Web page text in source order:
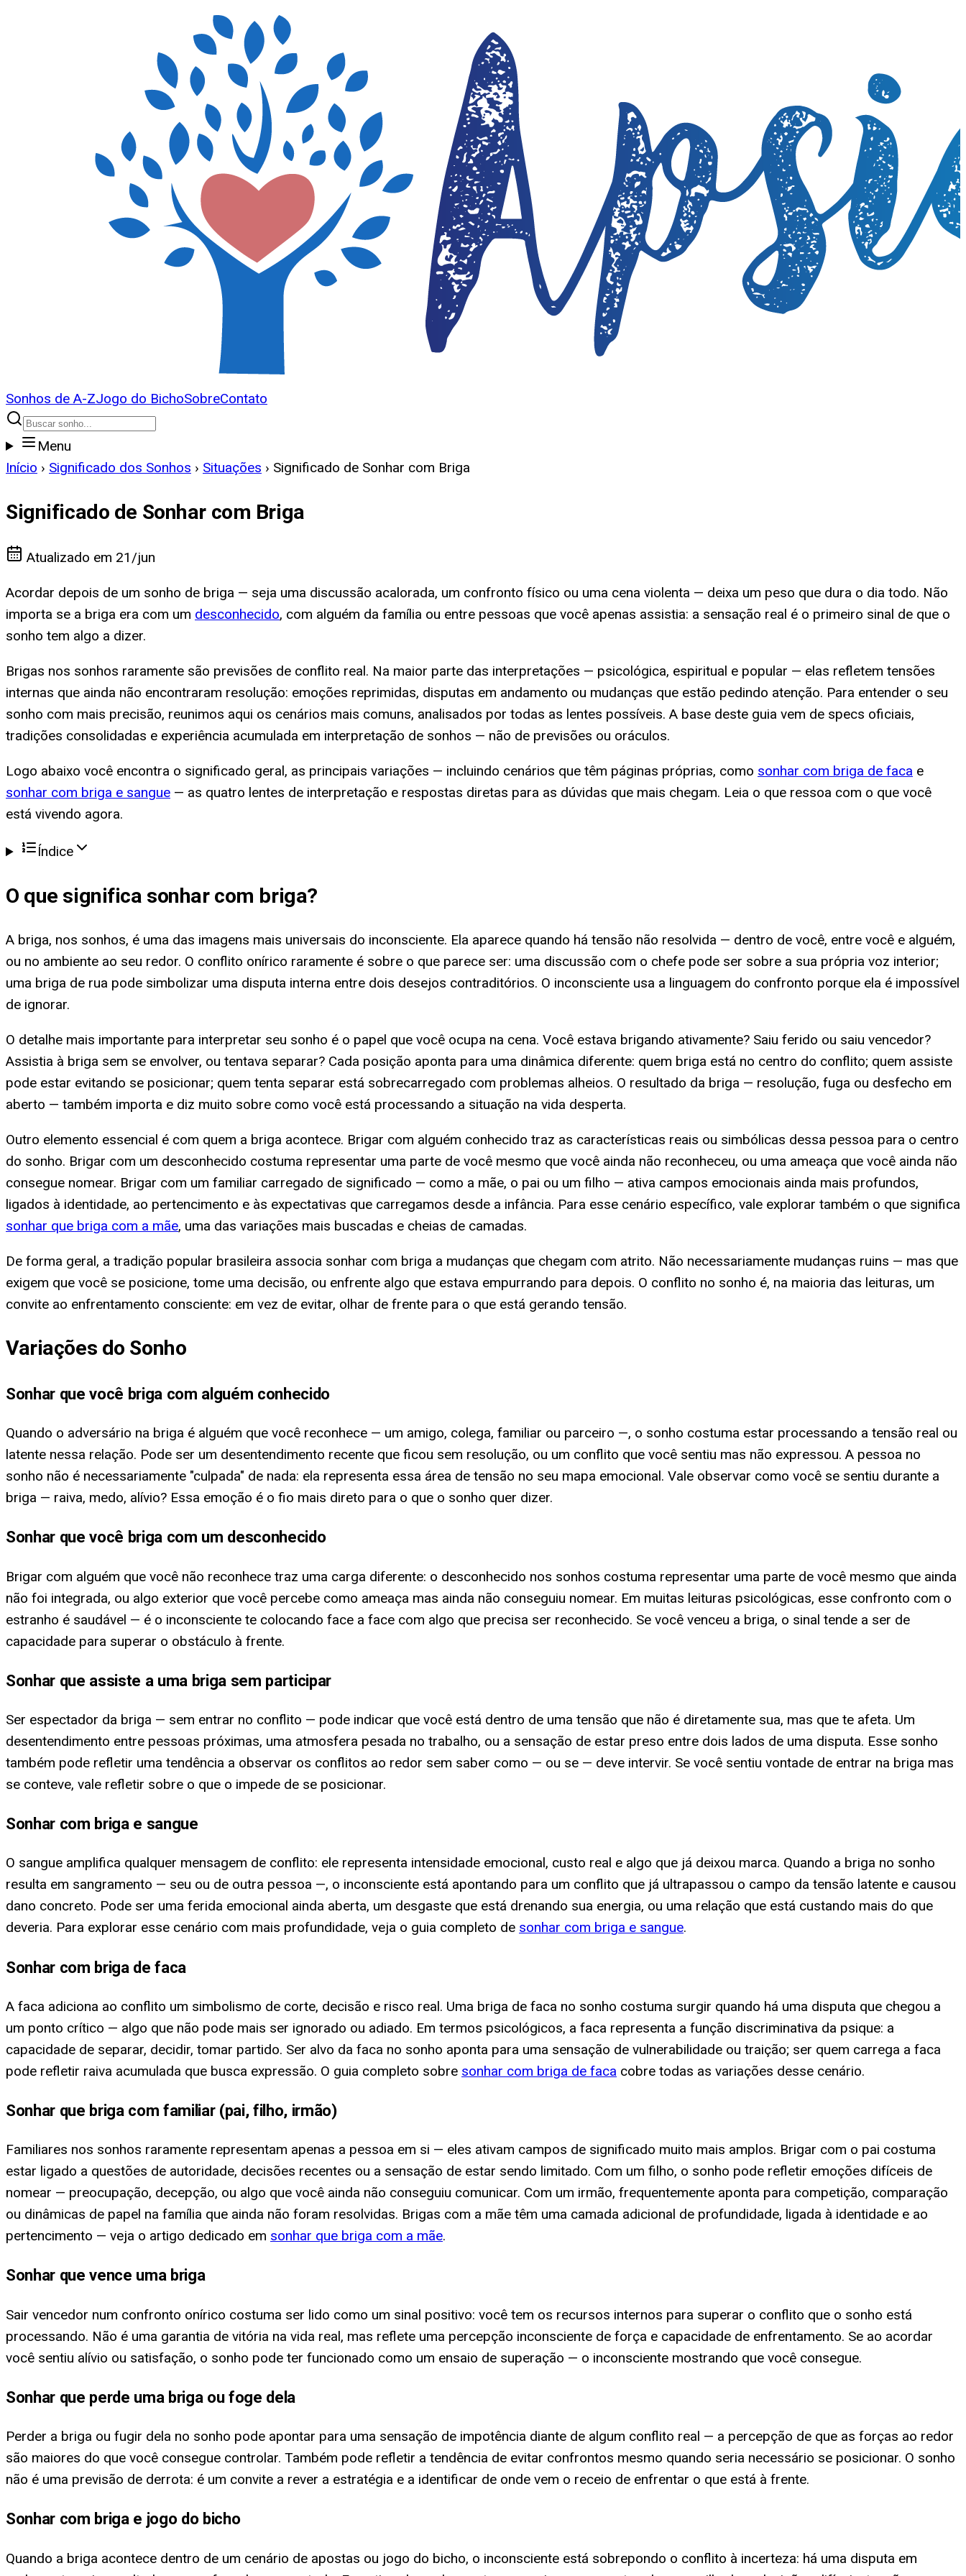
Sonhos de A-ZJogo do BichoSobreContato
Menu
Início › Significado dos Sonhos › Situações › Significado de Sonhar com Briga
Significado de Sonhar com Briga
Atualizado em 21/jun
Acordar depois de um sonho de briga — seja uma discussão acalorada, um confronto físico ou uma cena violenta — deixa um peso que dura o dia todo. Não
importa se a briga era com um desconhecido, com alguém da família ou entre pessoas que você apenas assistia: a sensação real é o primeiro sinal de que o
sonho tem algo a dizer.
Brigas nos sonhos raramente são previsões de conflito real. Na maior parte das interpretações — psicológica, espiritual e popular — elas refletem tensões
internas que ainda não encontraram resolução: emoções reprimidas, disputas em andamento ou mudanças que estão pedindo atenção. Para entender o seu
sonho com mais precisão, reunimos aqui os cenários mais comuns, analisados por todas as lentes possíveis. A base deste guia vem de specs oficiais,
tradições consolidadas e experiência acumulada em interpretação de sonhos — não de previsões ou oráculos.
Logo abaixo você encontra o significado geral, as principais variações — incluindo cenários que têm páginas próprias, como sonhar com briga de faca e
sonhar com briga e sangue — as quatro lentes de interpretação e respostas diretas para as dúvidas que mais chegam. Leia o que ressoa com o que você
está vivendo agora.
Índice
O que significa sonhar com briga?
A briga, nos sonhos, é uma das imagens mais universais do inconsciente. Ela aparece quando há tensão não resolvida — dentro de você, entre você e alguém,
ou no ambiente ao seu redor. O conflito onírico raramente é sobre o que parece ser: uma discussão com o chefe pode ser sobre a sua própria voz interior;
uma briga de rua pode simbolizar uma disputa interna entre dois desejos contraditórios. O inconsciente usa a linguagem do confronto porque ela é impossível
de ignorar.
O detalhe mais importante para interpretar seu sonho é o papel que você ocupa na cena. Você estava brigando ativamente? Saiu ferido ou saiu vencedor?
Assistia à briga sem se envolver, ou tentava separar? Cada posição aponta para uma dinâmica diferente: quem briga está no centro do conflito; quem assiste
pode estar evitando se posicionar; quem tenta separar está sobrecarregado com problemas alheios. O resultado da briga — resolução, fuga ou desfecho em
aberto — também importa e diz muito sobre como você está processando a situação na vida desperta.
Outro elemento essencial é com quem a briga acontece. Brigar com alguém conhecido traz as características reais ou simbólicas dessa pessoa para o centro
do sonho. Brigar com um desconhecido costuma representar uma parte de você mesmo que você ainda não reconheceu, ou uma ameaça que você ainda não
consegue nomear. Brigar com um familiar carregado de significado — como a mãe, o pai ou um filho — ativa campos emocionais ainda mais profundos,
ligados à identidade, ao pertencimento e às expectativas que carregamos desde a infância. Para esse cenário específico, vale explorar também o que significa
sonhar que briga com a mãe, uma das variações mais buscadas e cheias de camadas.
De forma geral, a tradição popular brasileira associa sonhar com briga a mudanças que chegam com atrito. Não necessariamente mudanças ruins — mas que
exigem que você se posicione, tome uma decisão, ou enfrente algo que estava empurrando para depois. O conflito no sonho é, na maioria das leituras, um
convite ao enfrentamento consciente: em vez de evitar, olhar de frente para o que está gerando tensão.
Variações do Sonho
Sonhar que você briga com alguém conhecido
Quando o adversário na briga é alguém que você reconhece — um amigo, colega, familiar ou parceiro —, o sonho costuma estar processando a tensão real ou
latente nessa relação. Pode ser um desentendimento recente que ficou sem resolução, ou um conflito que você sentiu mas não expressou. A pessoa no
sonho não é necessariamente "culpada" de nada: ela representa essa área de tensão no seu mapa emocional. Vale observar como você se sentiu durante a
briga — raiva, medo, alívio? Essa emoção é o fio mais direto para o que o sonho quer dizer.
Sonhar que você briga com um desconhecido
Brigar com alguém que você não reconhece traz uma carga diferente: o desconhecido nos sonhos costuma representar uma parte de você mesmo que ainda
não foi integrada, ou algo exterior que você percebe como ameaça mas ainda não conseguiu nomear. Em muitas leituras psicológicas, esse confronto com o
estranho é saudável — é o inconsciente te colocando face a face com algo que precisa ser reconhecido. Se você venceu a briga, o sinal tende a ser de
capacidade para superar o obstáculo à frente.
Sonhar que assiste a uma briga sem participar
Ser espectador da briga — sem entrar no conflito — pode indicar que você está dentro de uma tensão que não é diretamente sua, mas que te afeta. Um
desentendimento entre pessoas próximas, uma atmosfera pesada no trabalho, ou a sensação de estar preso entre dois lados de uma disputa. Esse sonho
também pode refletir uma tendência a observar os conflitos ao redor sem saber como — ou se — deve intervir. Se você sentiu vontade de entrar na briga mas
se conteve, vale refletir sobre o que o impede de se posicionar.
Sonhar com briga e sangue
O sangue amplifica qualquer mensagem de conflito: ele representa intensidade emocional, custo real e algo que já deixou marca. Quando a briga no sonho
resulta em sangramento — seu ou de outra pessoa —, o inconsciente está apontando para um conflito que já ultrapassou o campo da tensão latente e causou
dano concreto. Pode ser uma ferida emocional ainda aberta, um desgaste que está drenando sua energia, ou uma relação que está custando mais do que
deveria. Para explorar esse cenário com mais profundidade, veja o guia completo de sonhar com briga e sangue.
Sonhar com briga de faca
A faca adiciona ao conflito um simbolismo de corte, decisão e risco real. Uma briga de faca no sonho costuma surgir quando há uma disputa que chegou a
um ponto crítico — algo que não pode mais ser ignorado ou adiado. Em termos psicológicos, a faca representa a função discriminativa da psique: a
capacidade de separar, decidir, tomar partido. Ser alvo da faca no sonho aponta para uma sensação de vulnerabilidade ou traição; ser quem carrega a faca
pode refletir raiva acumulada que busca expressão. O guia completo sobre sonhar com briga de faca cobre todas as variações desse cenário.
Sonhar que briga com familiar (pai, filho, irmão)
Familiares nos sonhos raramente representam apenas a pessoa em si — eles ativam campos de significado muito mais amplos. Brigar com o pai costuma
estar ligado a questões de autoridade, decisões recentes ou a sensação de estar sendo limitado. Com um filho, o sonho pode refletir emoções difíceis de
nomear — preocupação, decepção, ou algo que você ainda não conseguiu comunicar. Com um irmão, frequentemente aponta para competição, comparação
ou dinâmicas de papel na família que ainda não foram resolvidas. Brigas com a mãe têm uma camada adicional de profundidade, ligada à identidade e ao
pertencimento — veja o artigo dedicado em sonhar que briga com a mãe.
Sonhar que vence uma briga
Sair vencedor num confronto onírico costuma ser lido como um sinal positivo: você tem os recursos internos para superar o conflito que o sonho está
processando. Não é uma garantia de vitória na vida real, mas reflete uma percepção inconsciente de força e capacidade de enfrentamento. Se ao acordar
você sentiu alívio ou satisfação, o sonho pode ter funcionado como um ensaio de superação — o inconsciente mostrando que você consegue.
Sonhar que perde uma briga ou foge dela
Perder a briga ou fugir dela no sonho pode apontar para uma sensação de impotência diante de algum conflito real — a percepção de que as forças ao redor
são maiores do que você consegue controlar. Também pode refletir a tendência de evitar confrontos mesmo quando seria necessário se posicionar. O sonho
não é uma previsão de derrota: é um convite a rever a estratégia e a identificar de onde vem o receio de enfrentar o que está à frente.
Sonhar com briga e jogo do bicho
Quando a briga acontece dentro de um cenário de apostas ou jogo do bicho, o inconsciente está sobrepondo o conflito à incerteza: há uma disputa em